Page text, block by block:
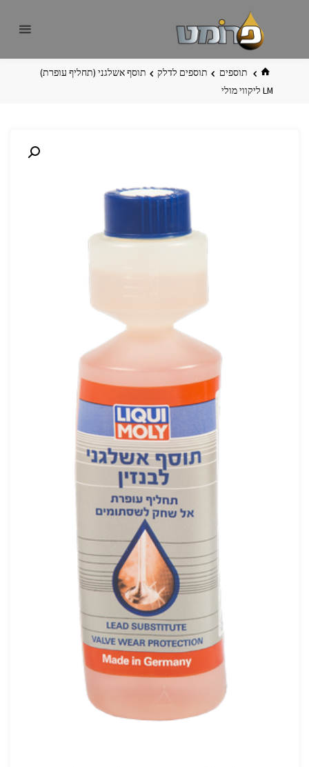
בית תוספים תוספים לדלק
תוסף אשלגני (תחליף עופרת)
LM ליקווי מולי